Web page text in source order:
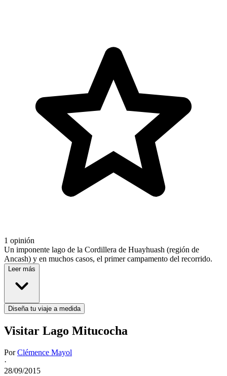
1 opinión
Un imponente lago de la Cordillera de Huayhuash (región de
Ancash) y en muchos casos, el primer campamento del recorrido.
Leer más
Diseña tu viaje a medida
Visitar Lago Mitucocha
PorClémence Mayol
·
28/09/2015